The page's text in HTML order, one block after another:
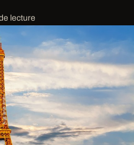
lecture